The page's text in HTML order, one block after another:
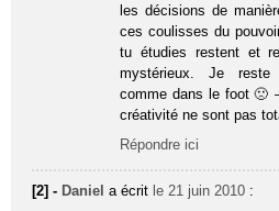
les décisions de
ces coulisses du
tu étudies restent et
mystérieux. Je reste
comme dans le foot 🙁
créativité ne sont pas
Répondre ici
[2] - Daniel a écrit le 21 juin 2010 :